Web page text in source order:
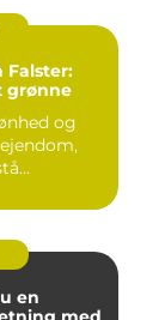
grønne
og
en